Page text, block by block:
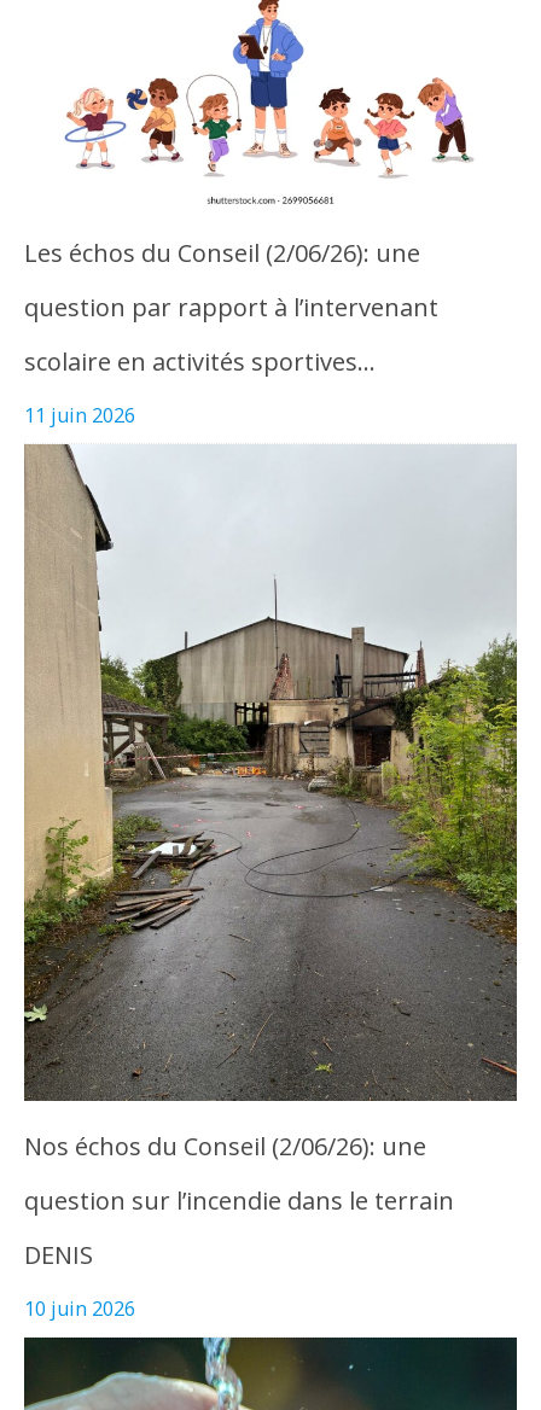
Les échos du Conseil (2/06/26): une
question par rapport à l’intervenant
scolaire en activités sportives…
11 juin 2026
Nos échos du Conseil (2/06/26): une
question sur l’incendie dans le terrain
DENIS
10 juin 2026